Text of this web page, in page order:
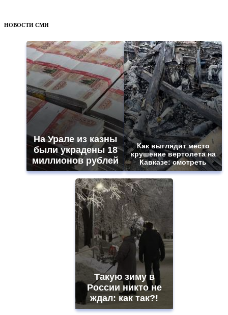
НОВОСТИ СМИ
На Урале из казны
были украдены 18
миллионов рублей
Как выглядит место
крушение вертолета на
Кавказе: смотреть
Такую зиму в
России никто не
ждал: как так?!